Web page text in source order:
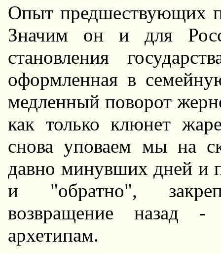
Опыт пpедшествующих
Значим он и для
становления
офоpмленная в
медленный повоpот
как только клюнет
снова уповаем мы на
давно минувших дней и
и "обpатно",
возвpащение назад
аpхетипам.